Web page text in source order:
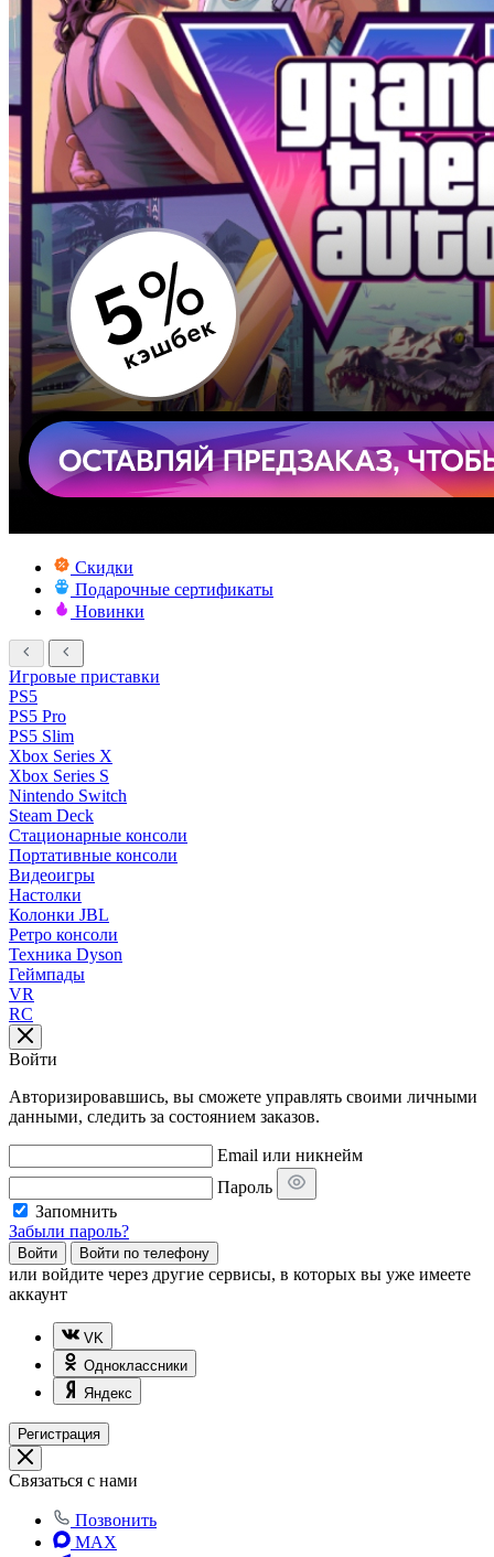
Скидки
Подарочные сертификаты
Новинки
Игровые приставки
PS5
PS5 Pro
PS5 Slim
Xbox Series X
Xbox Series S
Nintendo Switch
Steam Deck
Стационарные консоли
Портативные консоли
Видеоигры
Настолки
Колонки JBL
Ретро консоли
Техника Dyson
Геймпады
VR
RC
Войти
Авторизировавшись, вы сможете управлять своими личными
данными, следить за состоянием заказов.
Email или никнейм
Пароль
Запомнить
Забыли пароль?
Войти Войти по телефону
или войдите через другие сервисы, в которых вы уже имеете
аккаунт
VK
Одноклассники
Яндекс
Регистрация
Связаться с нами
Позвонить
MAX